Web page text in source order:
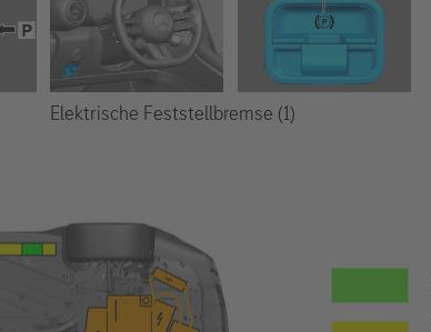
Elektrische Feststellbremse (1)